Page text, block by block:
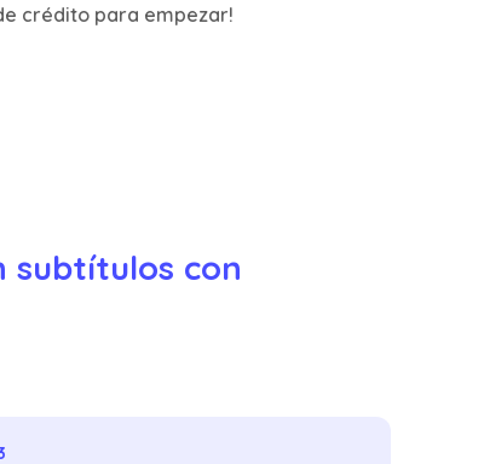
crédito para empezar!
subtítulos con